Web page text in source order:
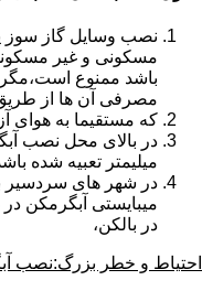
نصب وسایل گاز سوز
باشد ممنوع است،مگر
مصرفی آن ها از
که مستقیما به هوای
میلیمتر تعبیه شده
در شهر های سردسیر
میبایستی آبگرمکن
در بالکن،
احتیاط و خطر بزرگ:نصب